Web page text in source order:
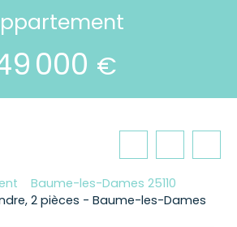
000 €
Baume-les-Dames 25110
2 pièces - Baume-les-Dames